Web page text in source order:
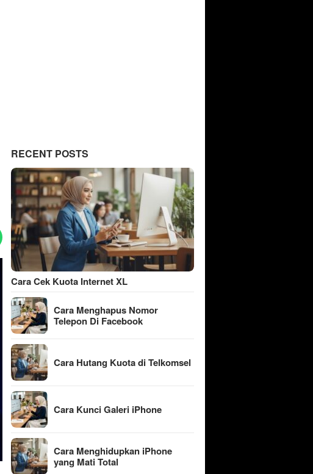
RECENT POSTS
Cara Cek Kuota Internet XL
Cara Menghapus Nomor
Telepon Di Facebook
Cara Hutang Kuota di Telkomsel
Cara Kunci Galeri iPhone
Cara Menghidupkan iPhone
yang Mati Total